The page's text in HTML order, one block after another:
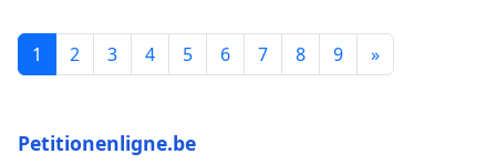
1 2 3 4 5 6 7 8 9 »
Petitionenligne.be